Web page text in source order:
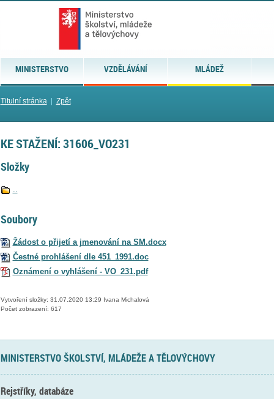
MINISTERSTVO VZDĚLÁVÁNÍ MLÁDEŽ
Titulní stránka| Zpět
KE STAŽENÍ: 31606_VO231
Složky
..
Soubory
Žádost o přijetí a jmenování na SM.docx
Čestné prohlášení dle 451_1991.doc
Oznámení o vyhlášení - VO_231.pdf
Vytvoření složky: 31.07.2020 13:29 Ivana Michalová
Počet zobrazení: 617
MINISTERSTVO ŠKOLSTVÍ, MLÁDEŽE A TĚLOVÝCHOVY
Rejstříky, databáze